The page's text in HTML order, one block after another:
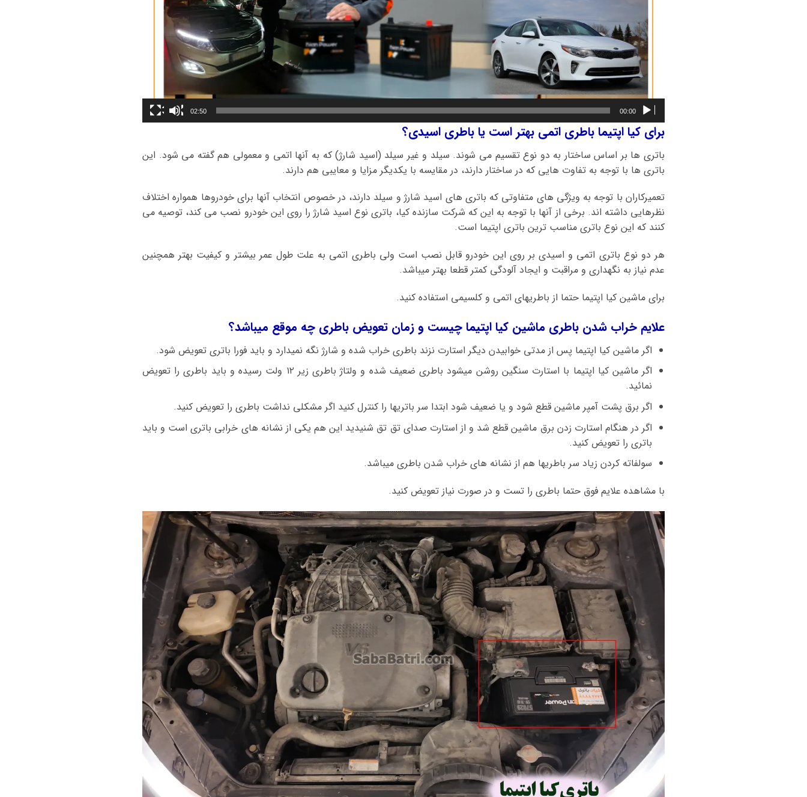
00:00
02:50
برای کیا اپتیما باطری اتمی بهتر است یا باطری اسیدی؟
باتری ها بر اساس ساختار به دو نوع تقسیم می شوند. سیلد و غیر سیلد (اسید شارژ) که به آنها اتمی و معمولی هم گفته می شود. این
باتری ها با توجه به تفاوت هایی که در ساختار دارند، در مقایسه با یکدیگر مزایا و معایبی هم دارند.
تعمیرکاران با توجه به ویژگی های متفاوتی که باتری های اسید شارژ و سیلد دارند، در خصوص انتخاب آنها برای خودروها همواره اختلاف
نظرهایی داشته اند. برخی از آنها با توجه به این که شرکت سازنده کیا، باتری نوع اسید شارژ را روی این خودرو نصب می کند، توصیه می
کنند که این نوع باتری مناسب ترین باتری اپتیما است.
هر دو نوع باتری اتمی و اسیدی بر روی این خودرو قابل نصب است ولی باطری اتمی به علت طول عمر بیشتر و کیفیت بهتر همچنین
عدم نیاز به نگهداری و مراقبت و ایجاد آلودگی کمتر قطعا بهتر میباشد.
برای ماشین کیا اپتیما حتما از باطریهای اتمی و کلسیمی استفاده کنید.
علایم خراب شدن باطری ماشین کیا اپتیما چیست و زمان تعویض باطری چه موقع میباشد؟
اگر ماشین کیا اپتیما پس از مدتی خوابیدن دیگر استارت نزند باطری خراب شده و شارژ نگه نمیدارد و باید فورا باتری تعویض شود.
اگر ماشین کیا اپتیما با استارت سنگین روشن میشود باطری ضعیف شده و ولتاژ باطری زیر ۱۲ ولت رسیده و باید باطری را تعویض
نمائید.
اگر برق پشت آمپر ماشین قطع شود و یا ضعیف شود ابتدا سر باتریها را کنترل کنید اگر مشکلی نداشت باطری را تعویض کنید.
اگر در هنگام استارت زدن برق ماشین قطع شد و از استارت صدای تق تق شنیدید این هم یکی از نشانه های خرابی باتری است و باید
باتری را تعویض کنید.
سولفاته کردن زیاد سر باطریها هم از نشانه های خراب شدن باطری میباشد.
با مشاهده علایم فوق حتما باطری را تست و در صورت نیاز تعویض کنید.